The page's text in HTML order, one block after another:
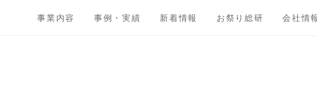
事業内容 事例・実績 新着情報 お祭り総研 会社情